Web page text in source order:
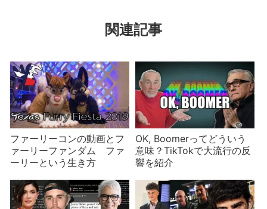
関連記事
ファーリーコンの動画とフ
ァーリーファンダム ファ
ーリーという生き方
OK, Boomerってどういう
意味？TikTokで大流行の反
響を紹介